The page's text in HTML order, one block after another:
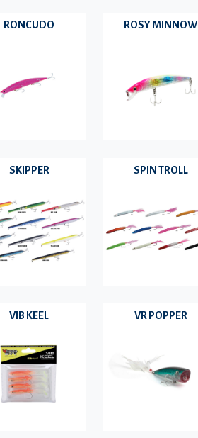
RONCUDO ROSY MINNOW
SKIPPER SPIN TROLL
VIB KEEL VR POPPER